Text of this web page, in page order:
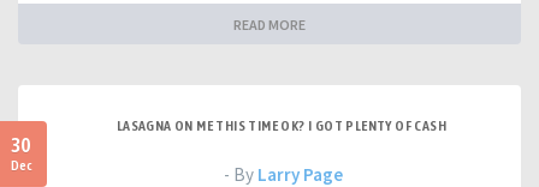
READ MORE
30
Dec
LASAGNA ON ME THIS TIME OK? I GOT PLENTY OF CASH
- By Larry Page